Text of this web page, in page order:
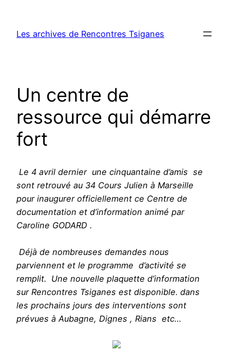
contenu
Les archives de Rencontres Tsiganes
Un centre de
ressource qui démarre
fort
Le 4 avril dernier une cinquantaine d’amis se
sont retrouvé au 34 Cours Julien à Marseille
pour inaugurer officiellement ce Centre de
documentation et d’information animé par
Caroline GODARD .
Déjà de nombreuses demandes nous
parviennent et le programme d’activité se
remplit. Une nouvelle plaquette d’information
sur Rencontres Tsiganes est disponible. dans
les prochains jours des interventions sont
prévues à Aubagne, Dignes , Rians etc…